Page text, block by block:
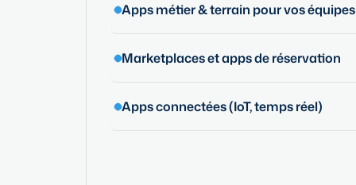
Apps métier & terrain pour vos équipes
Marketplaces et apps de réservation
Apps connectées (IoT, temps réel)